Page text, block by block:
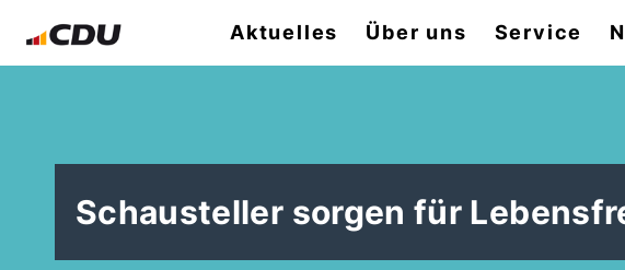
Aktuelles Über uns Service
Schausteller sorgen für